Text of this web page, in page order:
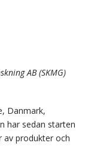
AB (SKMG)
Danmark,
har sedan starten
av produkter och